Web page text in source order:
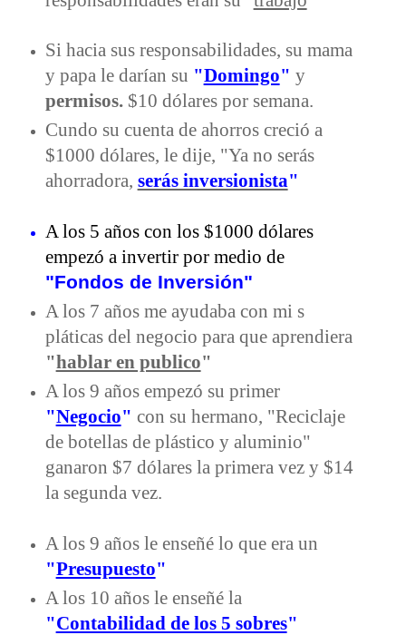
Si hacia sus responsabilidades, su mama
y papa le darían su "Domingo" y
permisos. $10 dólares por semana.
Cundo su cuenta de ahorros creció a
$1000 dólares, le dije, "Ya no serás
ahorradora, serás inversionista"
A los 5 años con los $1000 dólares
empezó a invertir por medio de
"Fondos de Inversión"
A los 7 años me ayudaba con mi s
pláticas del negocio para que aprendiera
"hablar en publico"
A los 9 años empezó su primer
"Negocio" con su hermano, "Reciclaje
de botellas de plástico y aluminio"
ganaron $7 dólares la primera vez y $14
la segunda vez.
A los 9 años le enseñé lo que era un
"Presupuesto"
A los 10 años le enseñé la
"Contabilidad de los 5 sobres"